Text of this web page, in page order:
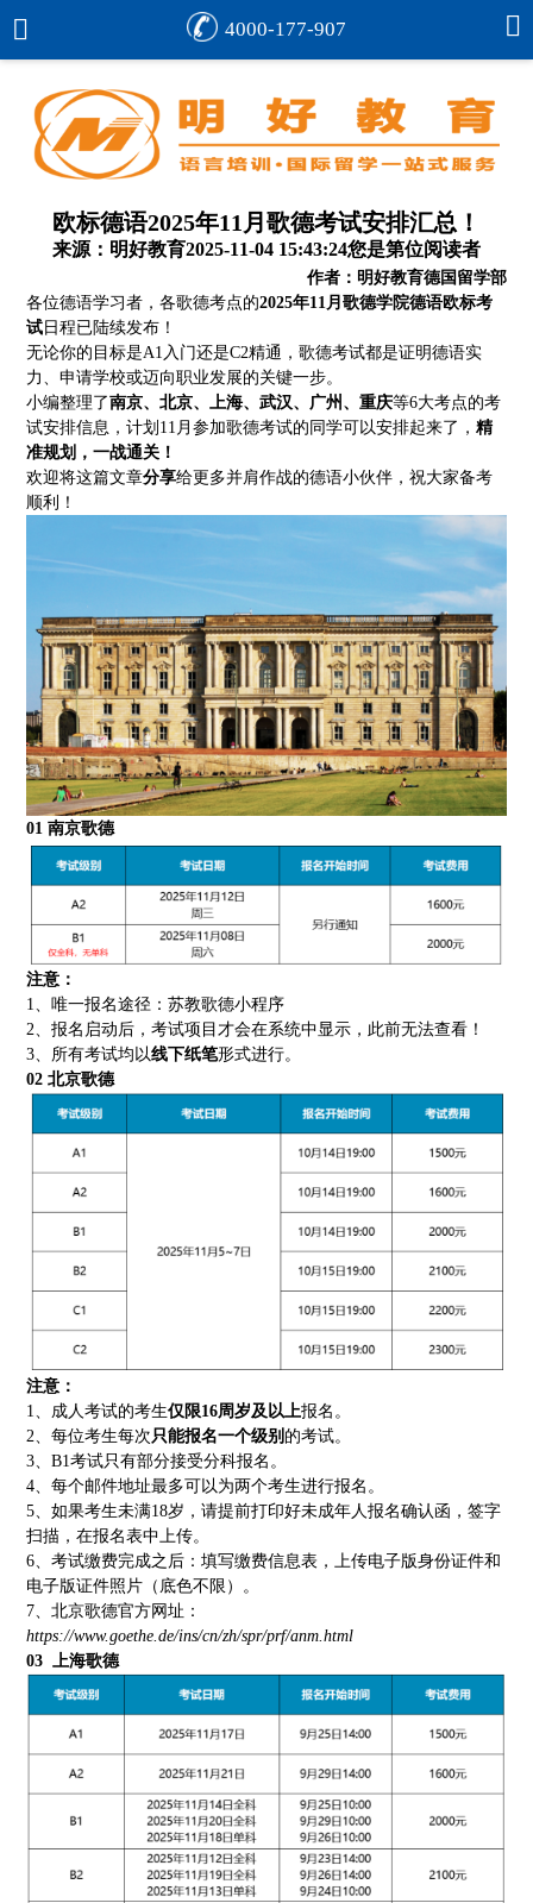
欧标德语2025年11月歌德考试安排汇总！
来源：明好教育2025-11-04 15:43:24您是第位阅读者
作者：明好教育德国留学部
各位德语学习者，各歌德考点的2025年11月歌德学院德语欧标考
试 日程已陆续发布！
无论你的目标是A1入门还是C2精通，歌德考试都是证明德语实
力、申请学校或迈向职业发展的关键一步。
小编整理了南京、北京、上海、武汉、广州、重庆等6大考点的考
试安排信息，计划11月参加歌德考试的同学可以安排起来了， 精
准规划，一战通关！
欢迎将这篇文章分享给更多并肩作战的德语小伙伴，祝大家备考
顺利！
01 南京歌德
注意：
1、唯一报名途径：苏教歌德小程序
2、报名启动后，考试项目才会在系统中显示，此前无法查看！
3、所有考试均以线下纸笔形式进行。
02 北京歌德
注意：
1、成人考试的考生仅限16周岁及以上报名。
2、每位考生每次 只能报名一个级别 的考试。
3、B1考试只有部分接受分科报名。
4、每个邮件地址最多可以为两个考生进行报名。
5、如果考生未满18岁，请提前打印好未成年人报名确认函，签字
扫描，在报名表中上传。
6、考试缴费完成之后：填写缴费信息表，上传电子版身份证件和
电子版证件照片（底色不限）。
7、北京歌德官方网址：
https://www.goethe.de/ins/cn/zh/spr/prf/anm.html
03
上海歌德
4000-177-907